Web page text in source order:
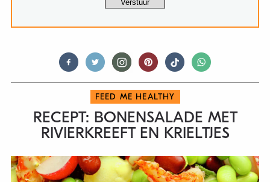
FEED ME HEALTHY
RECEPT: BONENSALADE MET
RIVIERKREEFT EN KRIELTJES